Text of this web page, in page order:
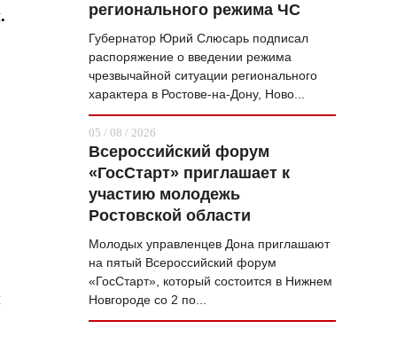
регионального режима ЧС
Губернатор Юрий Слюсарь подписал
распоряжение о введении режима
чрезвычайной ситуации регионального
характера в Ростове-на-Дону, Ново...
05 / 08 / 2026
Всероссийский форум
«ГосСтарт» приглашает к
участию молодежь
Ростовской области
Молодых управленцев Дона приглашают
на пятый Всероссийский форум
«ГосСтарт», который состоится в Нижнем
Новгороде со 2 по...